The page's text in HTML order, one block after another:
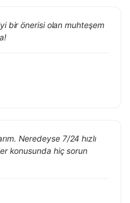
bir önerisi olan muhteşem
Neredeyse 7/24 hızlı
konusunda hiç sorun